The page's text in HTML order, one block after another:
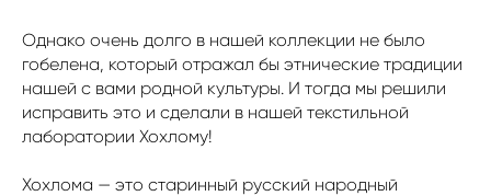
Однако очень долго в нашей коллекции не было
гобелена, который отражал бы этнические традиции
нашей с вами родной культуры. И тогда мы решили
исправить это и сделали в нашей текстильной
лаборатории Хохлому!
Хохлома — это старинный русский народный